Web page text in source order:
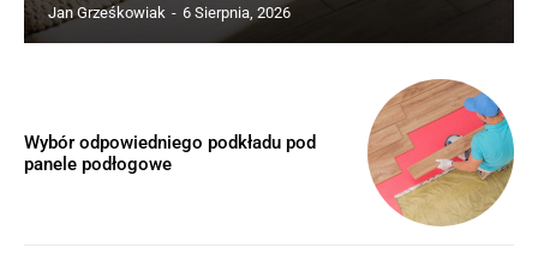
Jan Grześkowiak - 6 Sierpnia, 2026
Wybór odpowiedniego podkładu pod
panele podłogowe